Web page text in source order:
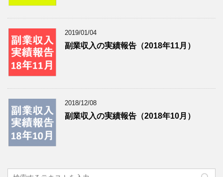
2019/01/04
副業収入の実績報告（2018年11月）
2018/12/08
副業収入の実績報告（2018年10月）